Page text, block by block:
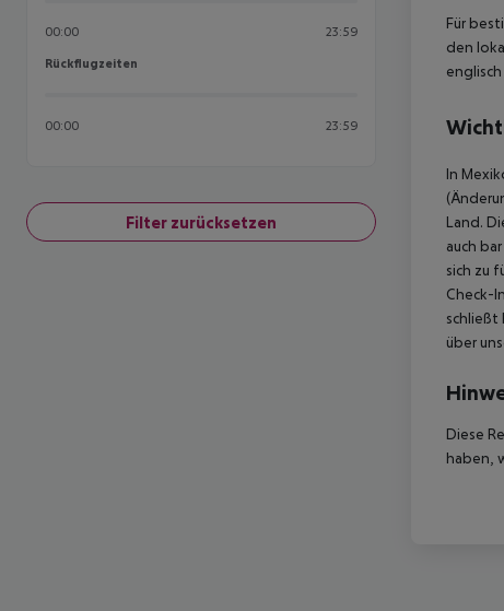
00:00 23:59
Rückflugzeiten
Rückflugzeiten
00:00 23:59
Filter zurücksetzen
Für
den
In
Land.
auch
sich zu
Check-
schließt
über
Diese
haben,